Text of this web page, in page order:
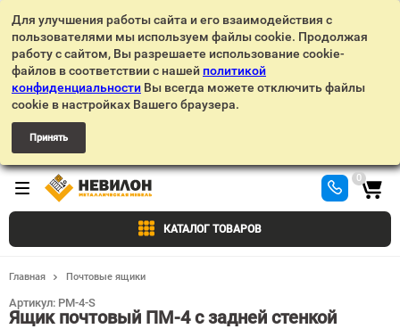
Для улучшения работы сайта и его взаимодействия с
пользователями мы используем файлы cookie. Продолжая
работу с сайтом, Вы разрешаете использование cookie-
файлов в соответствии с нашей политикой
конфиденциальности Вы всегда можете отключить файлы
cookie в настройках Вашего браузера.
Принять
КАТАЛОГ ТОВАРОВ
0
Главная Почтовые ящики
Ящик почтовый ПМ-4 с задней стенкой
Артикул: PM-4-S